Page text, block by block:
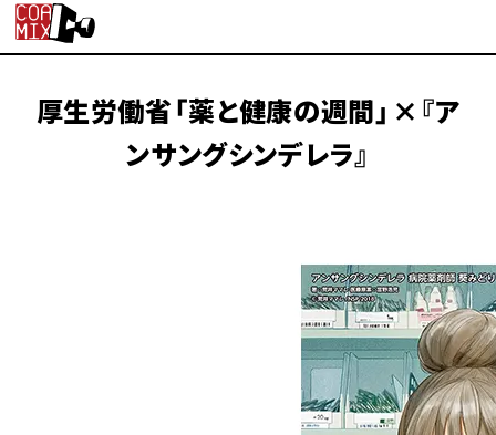
厚生労働省「薬と健康の週間」×『ア
ンサングシンデレラ』